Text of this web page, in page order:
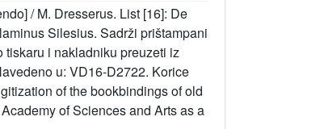
/ M. Dresserus. List [16]: De
Silesius. Sadrži prištampani
tiskaru i nakladniku preuzeti iz
u: VD16-D2722. Korice
of the bookbindings of old
of Sciences and Arts as a